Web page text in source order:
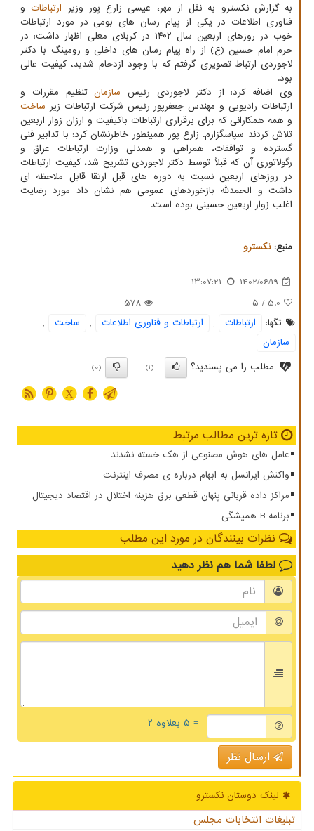
به گزارش نکسترو به نقل از مهر، عیسی زارع پور وزیر ارتباطات و
فناوری اطلاعات در یکی از پیام رسان های بومی در مورد ارتباطات
خوب در روزهای اربعین سال ۱۴۰۲ در کربلای معلی اظهار داشت: در
حرم امام حسین (ع) از راه پیام رسان های داخلی و رومینگ با دکتر
لاجوردی ارتباط تصویری گرفتم که با وجود ازدحام شدید، کیفیت عالی
بود.
وی اضافه کرد: از دکتر لاجوردی رئیس سازمانتنظیم مقررات و
ارتباطات رادیویی و مهندس جعفرپور رئیس شرکت ارتباطات زیر ساخت
و همه همکارانی که برای برقراری ارتباطات باکیفیت و ارزان زوار اربعین
تلاش کردند سپاسگزارم. زارع پور همینطور خاطرنشان کرد: با تدابیر فنی
گسترده و توافقات، همراهی و همدلی وزارت ارتباطات عراق و
رگولاتوری آن که قبلاً توسط دکتر لاجوردی تشریح شد، کیفیت ارتباطات
در روزهای اربعین نسبت به دوره های قبل ارتقا قابل ملاحظه ای
داشت و الحمدلله بازخوردهای عمومی هم نشان داد مورد رضایت
اغلب زوار اربعین حسینی بوده است.
منبع:نكسترو
1402/06/19
13:07:21
5.0
/ 5
578
تگها:
ارتباطات , ارتباطات و فناوری اطلاعات , ساخت
,
سازمان
مطلب را می پسندید؟
(1)
(0)
X
تازه ترین مطالب مرتبط
عامل های هوش مصنوعی از هک خسته نشدند
واکنش ایرانسل به ابهام درباره ی مصرف اینترنت
مراکز داده قربانی پنهان قطعی برق هزینه اختلال در اقتصاد دیجیتال
برنامه B همیشگی
نظرات بینندگان در مورد این مطلب
لطفا شما هم نظر دهید
= ۵ بعلاوه ۲
ارسال نظر
لینک دوستان نكسترو
تبلیغات انتخابات مجلس